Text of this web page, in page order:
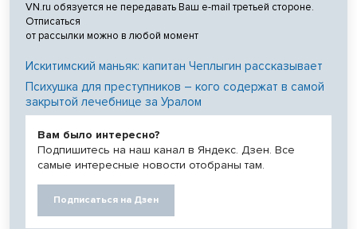
VN.ru обязуется не передавать Ваш e-mail третьей стороне.
Отписаться
от рассылки можно в любой момент
Искитимский маньяк: капитан Чеплыгин рассказывает
Психушка для преступников – кого содержат в самой
закрытой лечебнице за Уралом
Вам было интересно?
Подпишитесь на наш канал в Яндекс. Дзен. Все
самые интересные новости отобраны там.
Подписаться на Дзен